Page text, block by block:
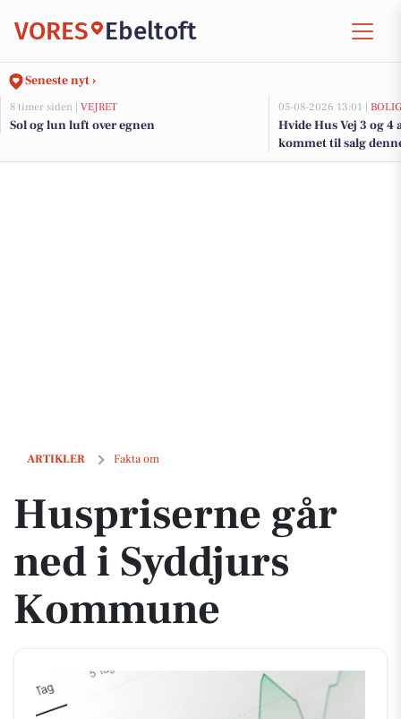
VORES Ebeltoft
Seneste nyt ›
8 timer siden | VEJRET
Sol og lun luft over egnen
05-08-2026 13:01 |
Hvide Hus Vej 3 og 4
kommet til salg
boligerne her.
ARTIKLER Fakta om
Huspriserne går ned i Syddjurs Kommune
Huspriserne går
ned i Syddjurs
Kommune